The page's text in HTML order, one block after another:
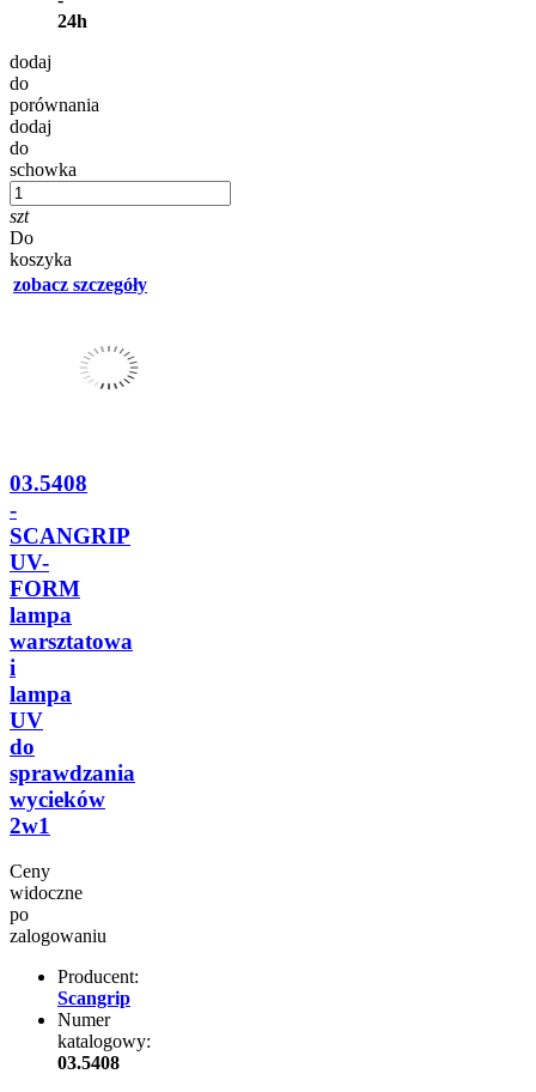
24h
dodaj
do
porównania
dodaj
do
schowka
szt
Do
koszyka
zobacz szczegóły
03.5408
-
SCANGRIP
UV-
FORM
lampa
warsztatowa
i
lampa
UV
do
sprawdzania
wycieków
2w1
Ceny
widoczne
po
zalogowaniu
Producent:
Scangrip
Numer
katalogowy:
03.5408